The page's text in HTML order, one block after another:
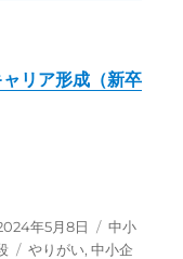
リア形成（新卒
年5月8日
カ
テ
中小
タ
やりがい,中小企